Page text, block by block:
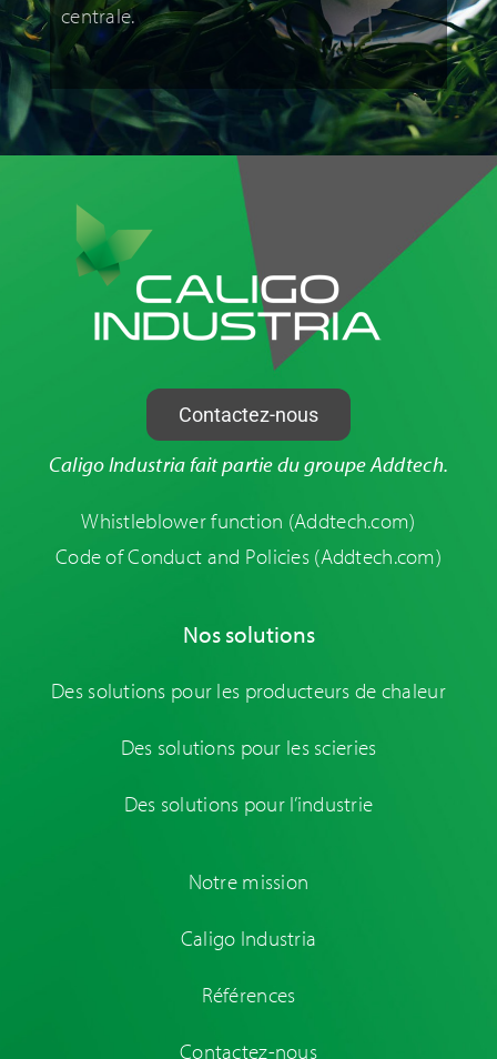
centrale.
Contactez-nous
Caligo Industria fait partie du groupe Addtech.
Whistleblower function (Addtech.com)
Code of Conduct and Policies (Addtech.com)
Nos solutions
Des solutions pour les producteurs de chaleur
Des solutions pour les scieries
Des solutions pour l’industrie
Notre mission
Caligo Industria
Références
Contactez-nous